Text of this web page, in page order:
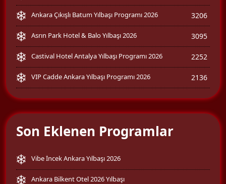
Ankara Çıkışlı Batum Yılbaşı Programı 2026 3206
Asrın Park Hotel & Balo Yılbaşı 2026 3095
Castival Hotel Antalya Yılbaşı Programı 2026 2252
VIP Cadde Ankara Yılbaşı Programı 2026 2136
Son Eklenen Programlar
Vibe İncek Ankara Yılbaşı 2026
Ankara Bilkent Otel 2026 Yılbaşı